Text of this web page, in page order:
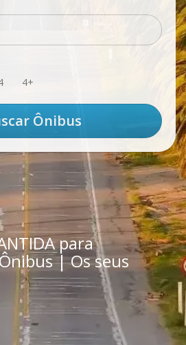
4+
para
| Os seus